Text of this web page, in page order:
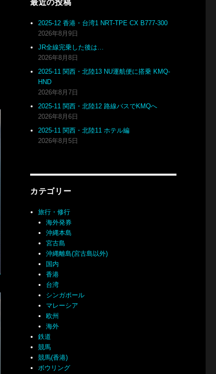
最近の投稿
2025-12 香港・台湾1 NRT-TPE CX B777-300
2026年8月9日
JR全線完乗した後は…
2026年8月8日
2025-11 関西・北陸13 NU運航便に搭乗 KMQ-
HND
2026年8月7日
2025-11 関西・北陸12 路線バスでKMQへ
2026年8月6日
2025-11 関西・北陸11 ホテル編
2026年8月5日
カテゴリー
旅行・修行
海外発券
沖縄本島
宮古島
沖縄離島(宮古島以外)
国内
香港
台湾
シンガポール
マレーシア
欧州
海外
鉄道
競馬
競馬(香港)
ボウリング